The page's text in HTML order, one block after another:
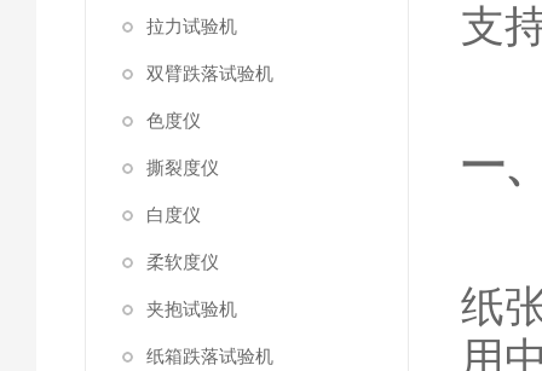
拉力试验机
双臂跌落试验机
色度仪
撕裂度仪
白度仪
柔软度仪
夹抱试验机
纸箱跌落试验机
支
一
纸
用